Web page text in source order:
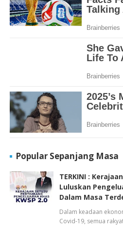
Popular Sepanjang Masa
TERKINI :
Luluskan
Dalam Masa
Dalam keadaan
Covid-19, semua